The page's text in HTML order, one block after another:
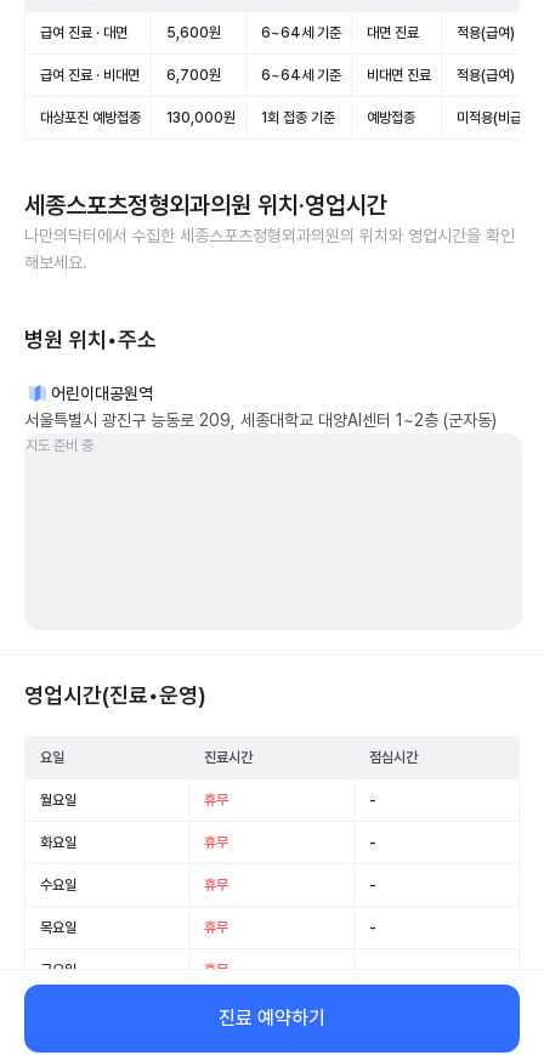
급여 진료 · 대면 5,600원 6~64세 기준 대면 진료 적용(급여)
급여 진료 · 비대면 6,700원 6~64세 기준 비대면 진료 적용(급여)
대상포진 예방접종 130,000원 1회 접종 기준 예방접종 미적용(비급여)
세종스포츠정형외과의원 위치·영업시간
나만의닥터에서 수집한 세종스포츠정형외과의원의 위치와 영업시간을 확인
해보세요.
병원 위치•주소
어린이대공원역
서울특별시 광진구 능동로 209, 세종대학교 대양AI센터 1~2층 (군자동)
지도 준비 중
영업시간(진료•운영)
요일 진료시간 점심시간
월요일 휴무 -
화요일 휴무 -
수요일 휴무 -
목요일 휴무 -
금요일 휴무
휴무진료 예약하기